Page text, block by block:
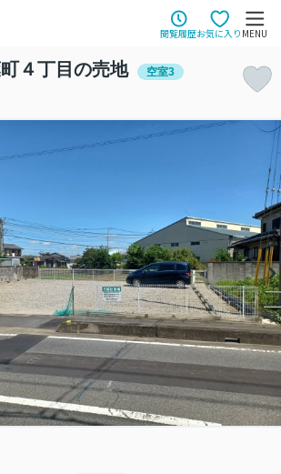
閲覧履歴お気に入り MENU
４丁目の売地 空室3